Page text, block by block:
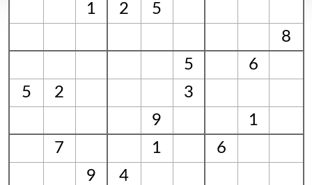
1
2
5
8
5
6
5
2
3
9
1
7
1
6
9
4